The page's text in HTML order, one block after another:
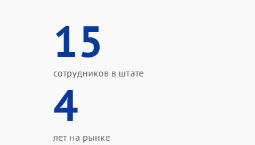
15
сотрудников в штате
4
лет на рынке